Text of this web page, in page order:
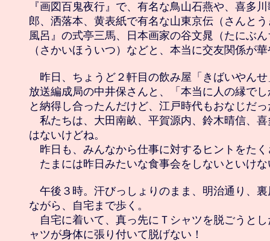
『画図百鬼夜行』で、有名な鳥山石燕や、喜多
郎、洒落本、黄表紙で有名な山東京伝（さんと
風呂』の式亭三馬、日本画家の谷文晁（たにぶ
（さかいほういつ）などと、本当に交友関係が
昨日、ちょうど２軒目の飲み屋「きばいやん
放送編成局の中井保さんと、「本当に人の縁で
と納得し合ったんだけど、江戸時代もおなじだ
私たちは、大田南畝、平賀源内、鈴木晴信、
はないけどね。
昨日も、みんなから仕事に対するヒントをた
たまには昨日みたいな食事会をしないといけ
午後３時。汗びっしょりのまま、明治通り、
ながら、自宅まで歩く。
自宅に着いて、真っ先にＴシャツを脱ごうと
ャツが身体に張り付いて脱げない！